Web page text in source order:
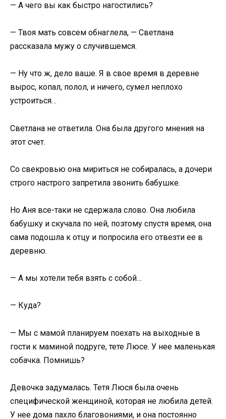
— А чего вы как быстро нагостились?
— Твоя мать совсем обнаглела, — Светлана
рассказала мужу о случившемся.
— Ну что ж, дело ваше. Я в свое время в деревне
вырос, копал, полол, и ничего, сумел неплохо
устроиться…
Светлана не ответила. Она была другого мнения на
этот счет.
Со свекровью она мириться не собиралась, а дочери
строго настрого запретила звонить бабушке.
Но Аня все-таки не сдержала слово. Она любила
бабушку и скучала по ней, поэтому спустя время, она
сама подошла к отцу и попросила его отвезти ее в
деревню.
— А мы хотели тебя взять с собой…
— Куда?
— Мы с мамой планируем поехать на выходные в
гости к маминой подруге, тете Люсе. У нее маленькая
собачка. Помнишь?
Девочка задумалась. Тетя Люся была очень
специфической женщиной, которая не любила детей.
У нее дома пахло благовониями, и она постоянно